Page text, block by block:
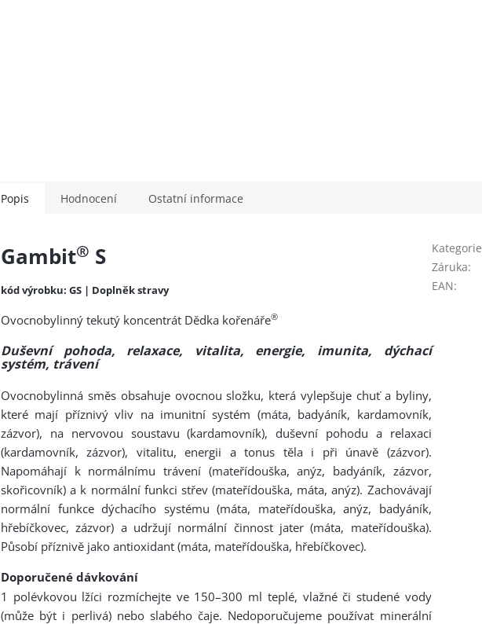
Popis Hodnocení Ostatní informace
Gambit® S
kód výrobku: GS | Doplněk stravy
Ovocnobylinný tekutý koncentrát Dědka kořenáře®
Duševní pohoda, relaxace, vitalita, energie, imunita, dýchací
systém, trávení
Ovocnobylinná směs obsahuje ovocnou složku, která vylepšuje chuť a byliny,
které mají příznivý vliv na imunitní systém (máta, badyáník, kardamovník,
zázvor), na nervovou soustavu (kardamovník), duševní pohodu a relaxaci
(kardamovník, zázvor), vitalitu, energii a tonus těla i při únavě (zázvor).
Napomáhají k normálnímu trávení (mateřídouška, anýz, badyáník, zázvor,
skořicovník) a k normální funkci střev (mateřídouška, máta, anýz). Zachovávají
normální funkce dýchacího systému (máta, mateřídouška, anýz, badyáník,
hřebíčkovec, zázvor) a udržují normální činnost jater (máta, mateřídouška).
Působí příznivě jako antioxidant (máta, mateřídouška, hřebíčkovec).
Doporučené dávkování
1 polévkovou lžíci rozmíchejte ve 150–300 ml teplé, vlažné či studené vody
(může být i perlivá) nebo slabého čaje. Nedoporučujeme používat minerální
Kategorie
Záruka:
EAN: